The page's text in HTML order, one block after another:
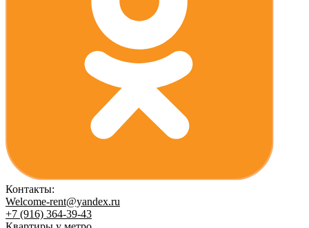
Контакты:
Welcome-rent@yandex.ru
+7 (916) 364-39-43